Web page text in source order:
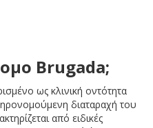
Brugada;
ως κλινική οντότητα
διαταραχή του
από ειδικές